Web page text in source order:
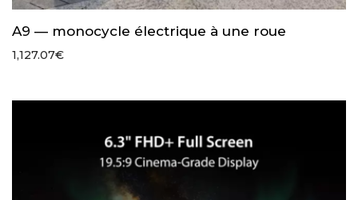
A9 — monocycle électrique à une roue
1,127.07€